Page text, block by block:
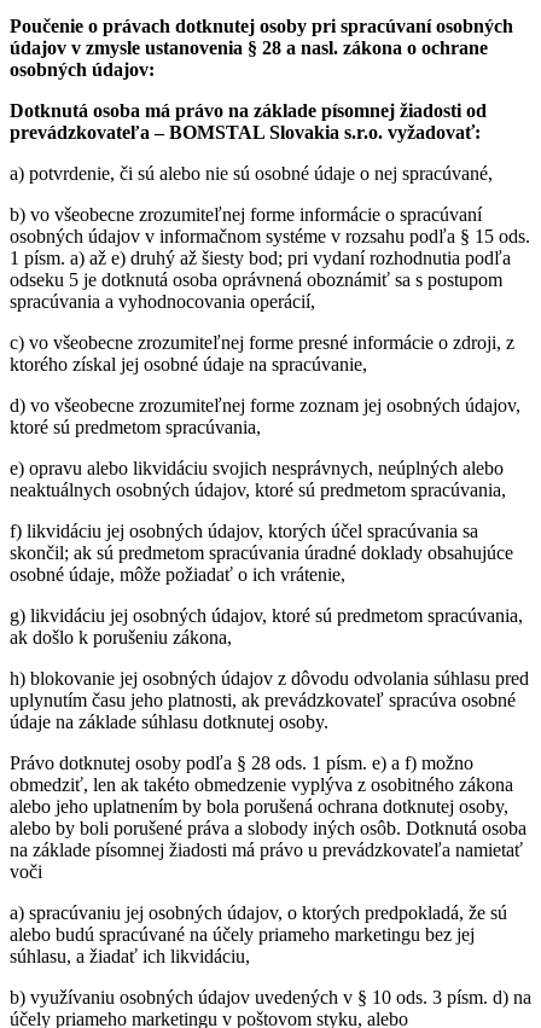
Poučenie o právach dotknutej osoby pri spracúvaní osobných
údajov v zmysle ustanovenia § 28 a nasl. zákona o ochrane
osobných údajov:
Dotknutá osoba má právo na základe písomnej žiadosti od
prevádzkovateľa – BOMSTAL Slovakia s.r.o. vyžadovať:
a) potvrdenie, či sú alebo nie sú osobné údaje o nej spracúvané,
b) vo všeobecne zrozumiteľnej forme informácie o spracúvaní
osobných údajov v informačnom systéme v rozsahu podľa § 15 ods.
1 písm. a) až e) druhý až šiesty bod; pri vydaní rozhodnutia podľa
odseku 5 je dotknutá osoba oprávnená oboznámiť sa s postupom
spracúvania a vyhodnocovania operácií,
c) vo všeobecne zrozumiteľnej forme presné informácie o zdroji, z
ktorého získal jej osobné údaje na spracúvanie,
d) vo všeobecne zrozumiteľnej forme zoznam jej osobných údajov,
ktoré sú predmetom spracúvania,
e) opravu alebo likvidáciu svojich nesprávnych, neúplných alebo
neaktuálnych osobných údajov, ktoré sú predmetom spracúvania,
f) likvidáciu jej osobných údajov, ktorých účel spracúvania sa
skončil; ak sú predmetom spracúvania úradné doklady obsahujúce
osobné údaje, môže požiadať o ich vrátenie,
g) likvidáciu jej osobných údajov, ktoré sú predmetom spracúvania,
ak došlo k porušeniu zákona,
h) blokovanie jej osobných údajov z dôvodu odvolania súhlasu pred
uplynutím času jeho platnosti, ak prevádzkovateľ spracúva osobné
údaje na základe súhlasu dotknutej osoby.
Právo dotknutej osoby podľa § 28 ods. 1 písm. e) a f) možno
obmedziť, len ak takéto obmedzenie vyplýva z osobitného zákona
alebo jeho uplatnením by bola porušená ochrana dotknutej osoby,
alebo by boli porušené práva a slobody iných osôb. Dotknutá osoba
na základe písomnej žiadosti má právo u prevádzkovateľa namietať
voči
a) spracúvaniu jej osobných údajov, o ktorých predpokladá, že sú
alebo budú spracúvané na účely priameho marketingu bez jej
súhlasu, a žiadať ich likvidáciu,
b) využívaniu osobných údajov uvedených v § 10 ods. 3 písm. d) na
účely priameho marketingu v poštovom styku, alebo